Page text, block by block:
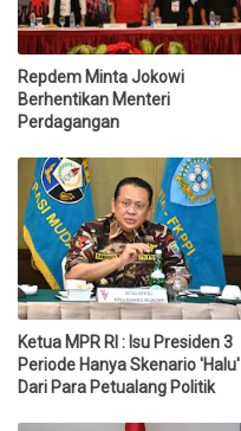
Repdem Minta Jokowi
Berhentikan Menteri
Perdagangan
Ketua MPR RI : Isu Presiden 3
Periode Hanya Skenario 'Halu'
Dari Para Petualang Politik